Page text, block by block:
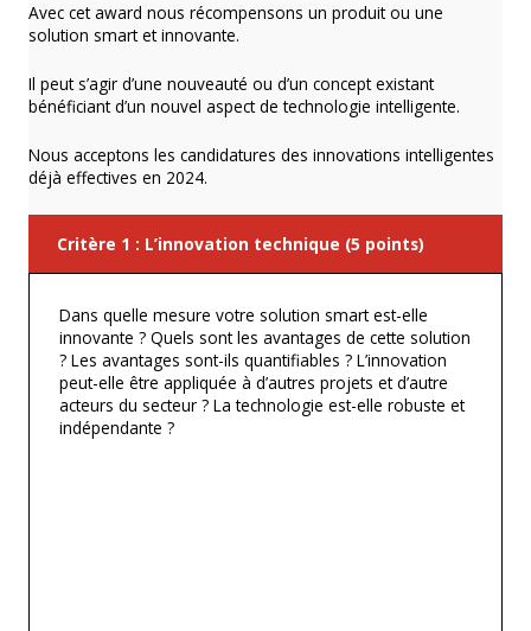
Avec cet award nous récompensons un produit ou une
solution smart et innovante.
Il peut s’agir d’une nouveauté ou d’un concept existant
bénéficiant d’un nouvel aspect de technologie intelligente.
Nous acceptons les candidatures des innovations intelligentes
déjà effectives en 2024.
Critère 1 : L’innovation technique (5 points)
Dans quelle mesure votre solution smart est-elle
innovante ? Quels sont les avantages de cette solution
? Les avantages sont-ils quantifiables ? L’innovation
peut-elle être appliquée à d’autres projets et d’autre
acteurs du secteur ? La technologie est-elle robuste et
indépendante ?